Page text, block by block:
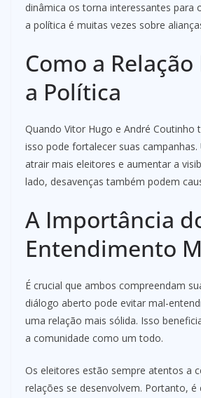
dinâmica os torna interessantes para
a política é muitas vezes sobre
Como a
a Política
Quando Vitor Hugo e André Coutinho
isso pode fortalecer suas
atrair mais eleitores e aumentar a
lado, desavenças também podem
A Importância
Entendimento
É crucial que ambos compreendam
diálogo aberto pode evitar mal-
uma relação mais sólida. Isso
a comunidade como um todo.
Os eleitores estão sempre atentos a
relações se desenvolvem. Portanto, é